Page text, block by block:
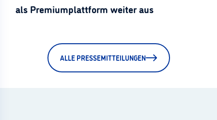
als Premiumplattform weiter aus
ALLE PRESSEMITTEILUNGEN